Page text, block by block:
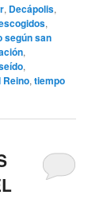
, Decápolis,
,
según san
,
,
Reino,tiempo